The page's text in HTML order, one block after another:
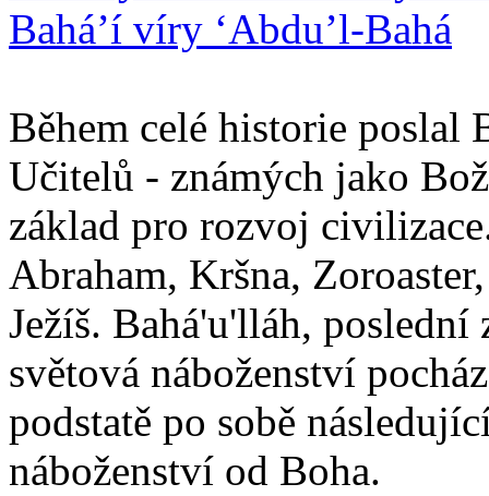
Bahá’í víry ‘Abdu’l-Bahá
Během celé historie poslal
Učitelů - známých jako
základ pro rozvoj
Abraham, Kršna,
Ježíš. Bahá'u'lláh,
světová náboženství
podstatě po sobě
náboženství od Boha.